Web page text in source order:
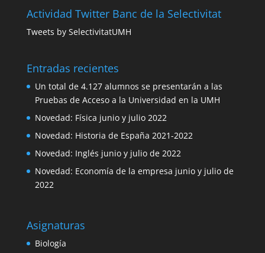
Actividad Twitter Banc de la Selectivitat
Tweets by SelectivitatUMH
Entradas recientes
Un total de 4.127 alumnos se presentarán a las
Pruebas de Acceso a la Universidad en la UMH
Novedad: Física junio y julio 2022
Novedad: Historia de España 2021-2022
Novedad: Inglés junio y julio de 2022
Novedad: Economía de la empresa junio y julio de
2022
Asignaturas
Biología